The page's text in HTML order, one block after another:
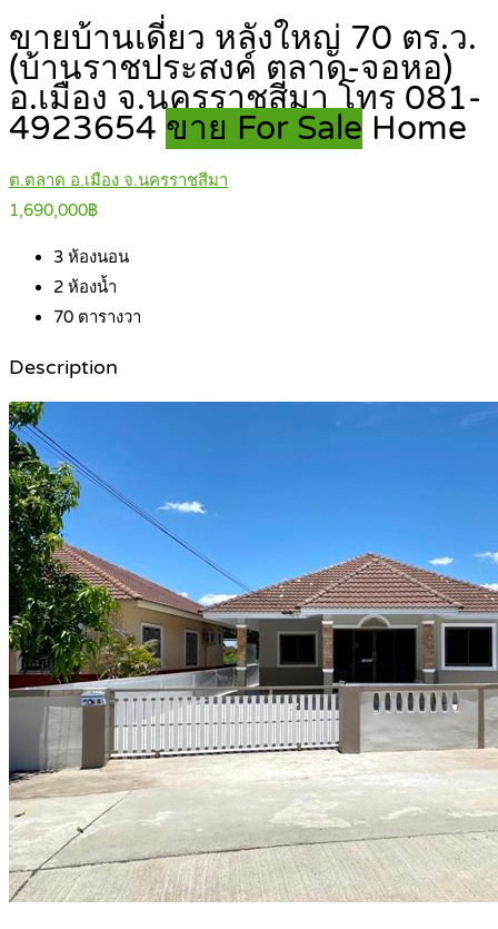
ขายบ้านเดี่ยว หลังใหญ่ 70 ตร.ว.
(บ้านราชประสงค์ ตลาด-จอหอ)
อ.เมือง จ.นครราชสีมา โทร 081-
4923654 ขาย For Sale Home
ต.ตลาด อ.เมือง จ.นครราชสีมา
1,690,000฿
3 ห้องนอน
2 ห้องน้ำ
70 ตารางวา
Description